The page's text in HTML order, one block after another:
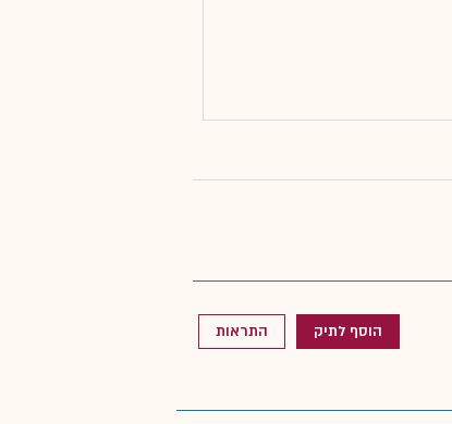
הוסף לתיק התראות